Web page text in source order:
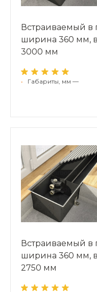
Встраиваемый в
ширина 360 мм,
3000 мм
• Габариты, мм —
Встраиваемый в
ширина 360 мм,
2750 мм